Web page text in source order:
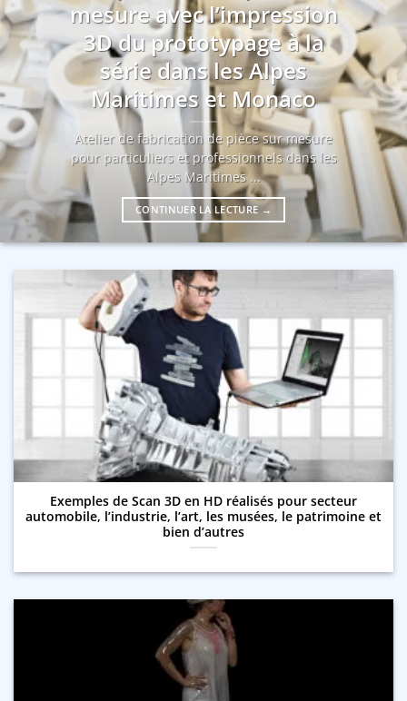
mesure avec l’impression
3D du prototypage à la
série dans les Alpes
Maritimes et Monaco
Atelier de fabrication de pièce sur mesure
pour particuliers et professionnels dans les
Alpes Maritimes ...
CONTINUER LA LECTURE →
Exemples de Scan 3D en HD réalisés pour secteur
automobile, l’industrie, l’art, les musées, le patrimoine et
bien d’autres